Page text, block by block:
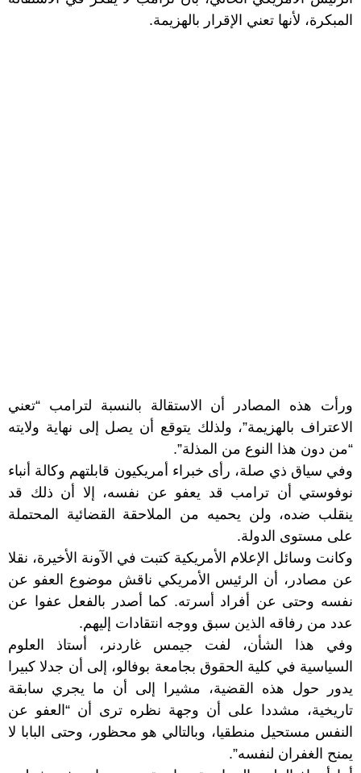
المبكرة، لأنها تعني الإقرار بالهزيمة.
ورأت هذه المصادر أن الاستقالة بالنسبة لترامب “تعني
الاعتراف بالهزيمة”، ولذلك يتوقع أن يصل إلى نهاية ولايته
“من دون هذا النوع من المذلة”.
وفي سياق ذي صلة، رأى خبراء أمريكيون قابلتهم وكالة أنباء
نوفوستي أن ترامب قد يعفو عن نفسه، إلا أن ذلك قد
ينقلب ضده، ولن يحميه من الملاحقة القضائية المحتملة
على مستوى الدولة.
وكانت وسائل الإعلام الأمريكية كتبت في الآونة الأخيرة، نقلا
عن مصادر، أن الرئيس الأمريكي ناقش موضوع العفو عن
نفسه وحتى عن أفراد أسرته. كما أصدر بالفعل عفوا عن
عدد من رفاقه الذين سبق ووجه انتقادات إليهم.
وفي هذا الشأن، لفت جيمس غاردنر، أستاذ العلوم
السياسية في كلية الحقوق بجامعة بوفالو، إلى أن جدلا كبيرا
يدور حول هذه القضية، مشيرا إلى أن ما يجري سابقة
تاريخية، مشددا على أن وجهة نظره ترى أن “العفو عن
النفس مستحيل منطقيا، وبالتالي هو محظور، وحتى البابا لا
يمنح الغفران لنفسه”.